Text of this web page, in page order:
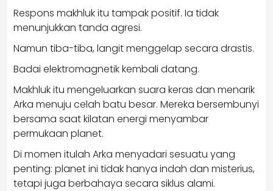
Respons makhluk itu tampak positif. Ia tidak
menunjukkan tanda agresi.
Namun tiba-tiba, langit menggelap secara drastis.
Badai elektromagnetik kembali datang.
Makhluk itu mengeluarkan suara keras dan menarik
Arka menuju celah batu besar. Mereka bersembunyi
bersama saat kilatan energi menyambar
permukaan planet.
Di momen itulah Arka menyadari sesuatu yang
penting: planet ini tidak hanya indah dan misterius,
tetapi juga berbahaya secara siklus alami.